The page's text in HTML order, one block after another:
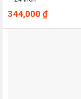
344,000 ₫